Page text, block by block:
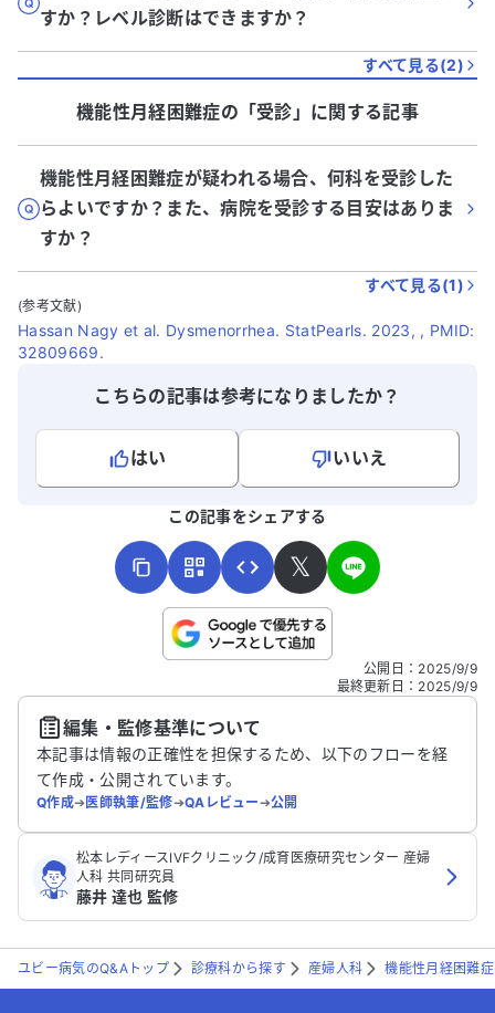
すか？レベル診断はできますか？
すべて見る(2)
機能性月経困難症の「受診 」に関する記事
機能性月経困難症が疑われる場合、何科を受診した
らよいですか？また、病院を受診する目安はありま
すか？
すべて見る(1)
(参考文献)
Hassan Nagy et al. Dysmenorrhea. StatPearls. 2023, , PMID:
32809669.
こちらの記事は参考になりましたか？
はい
いいえ
こちらは送信専用のフォームです。氏名やご自身の病気の詳細な
送信する
この記事をシェアする
𝕏
公開日 ： 2025/9/9
最終更新日 ： 2025/9/9
編集・監修基準について
本記事は情報の正確性を担保するため、以下のフローを経
て作成・公開されています。
Q作成➔医師執筆/監修➔QAレビュー➔公開
松本レディースIVFクリニック/成育医療研究センター 産婦
人科 共同研究員
藤井 達也 監修
ユビー病気のQ&Aトップ 診療科から探す 産婦人科 機能性月経困難症